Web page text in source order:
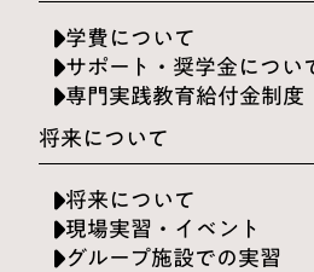
学費について
サポート・奨学金につい
専門実践教育給付金制度
将来について
将来について
現場実習・イベント
グループ施設での実習